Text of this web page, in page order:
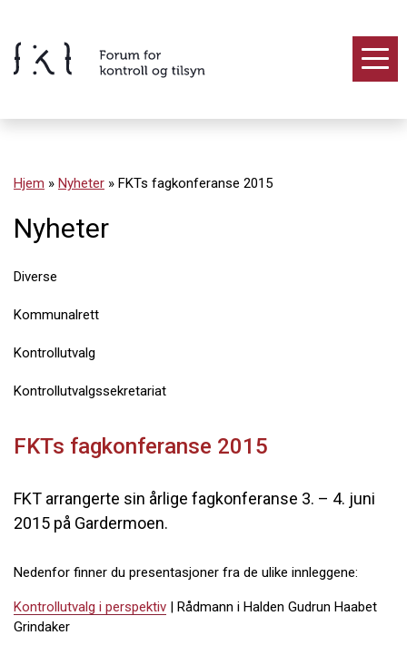
innholdet
Hjem » Nyheter » FKTs fagkonferanse 2015
Nyheter
Diverse
Kommunalrett
Kontrollutvalg
Kontrollutvalgssekretariat
FKTs fagkonferanse 2015
FKT arrangerte sin årlige fagkonferanse 3. – 4. juni
2015 på Gardermoen.
Nedenfor finner du presentasjoner fra de ulike innleggene:
Kontrollutvalg i perspektiv | Rådmann i Halden Gudrun Haabet
Grindaker